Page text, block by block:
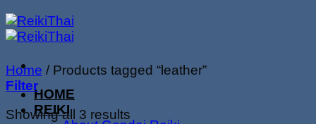
HOME
REIKI
Home / Products tagged “leather”
Filter
Showing all 3 results